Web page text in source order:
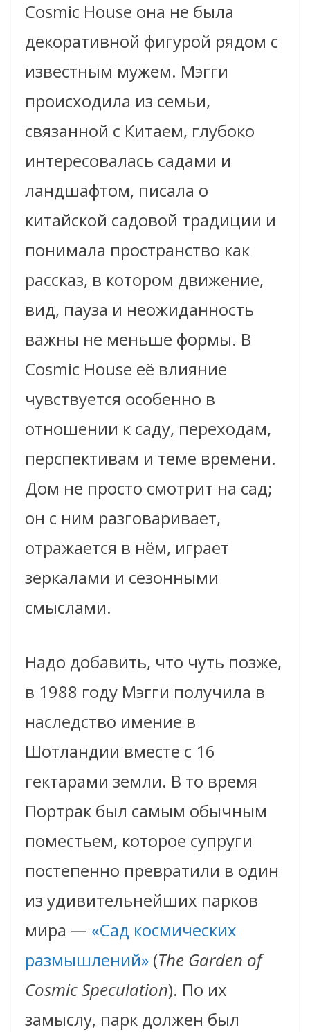
Cosmic House она не была
декоративной фигурой рядом с
известным мужем. Мэгги
происходила из семьи,
связанной с Китаем, глубоко
интересовалась садами и
ландшафтом, писала о
китайской садовой традиции и
понимала пространство как
рассказ, в котором движение,
вид, пауза и неожиданность
важны не меньше формы. В
Cosmic House её влияние
чувствуется особенно в
отношении к саду, переходам,
перспективам и теме времени.
Дом не просто смотрит на сад;
он с ним разговаривает,
отражается в нём, играет
зеркалами и сезонными
смыслами.
Надо добавить, что чуть позже,
в 1988 году Мэгги получила в
наследство имение в
Шотландии вместе с 16
гектарами земли. В то время
Портрак был самым обычным
поместьем, которое супруги
постепенно превратили в один
из удивительнейших парков
мира — «Сад космических
размышлений» (The Garden of
Cosmic Speculation). По их
замыслу, парк должен был